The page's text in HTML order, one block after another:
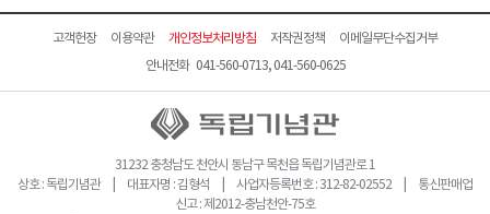
고객헌장 이용약관 개인정보처리방침 저작권정책
이메일무단수집거부
안내전화 041-560-0713, 041-560-0625
31232 충청남도 천안시 동남구 목천읍 독립기념관로 1
상호 : 독립기념관 | 대표자명 : 김형석 | 사업자등록번호 : 312-82-02552 | 통신판매업
신고 : 제2012-충남천안-75호